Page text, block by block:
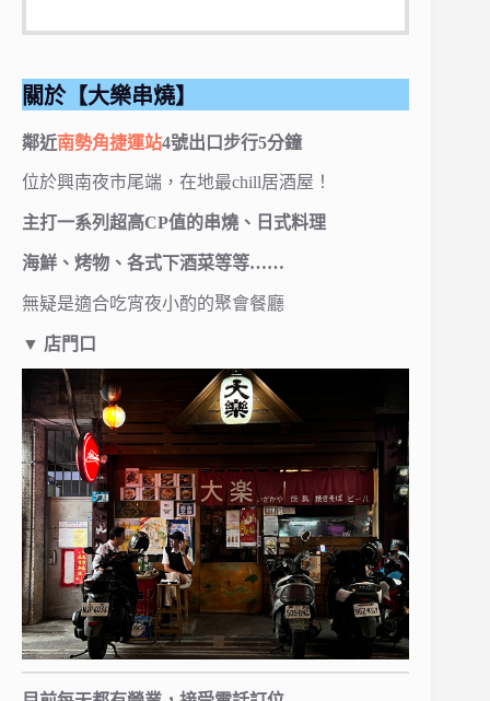
關於【大樂串燒】
鄰近南勢角捷運站4號出口步行5分鐘
位於興南夜市尾端，在地最chill居酒屋！
主打一系列超高CP值的串燒、日式料理
海鮮、烤物、各式下酒菜等等……
無疑是適合吃宵夜小酌的聚會餐廳
▼ 店門口